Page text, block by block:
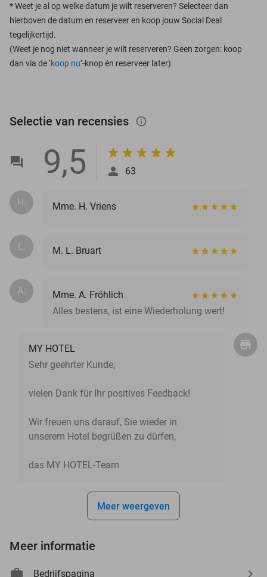
*Weet je al op welke datum je wilt reserveren? Selecteer dan
hierboven de datum en reserveer en koop jouw Social Deal
tegelijkertijd.
(Weet je nog niet wanneer je wilt reserveren? Geen zorgen: koop
dan via de ‘koop nu’-knop én reserveer later)
Selectie van recensies info_outlined
9,5 63
H. Mme. H. Vriens
L. M. L. Bruart
A.
Mme. A. Fröhlich
Alles bestens, ist eine Wiederholung wert!
MY HOTEL
Sehr geehrter Kunde,
vielen Dank für Ihr positives Feedback!
Wir freuen uns darauf, Sie wieder in
unserem Hotel begrüßen zu dürfen,
das MY HOTEL-Team
Meer weergeven
Meer informatie
Bedrijfspagina